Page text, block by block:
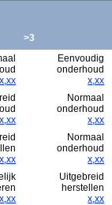
>3
x,xx
Eenvoudig
onderhoud
x,xx
x,xx
Normaal
onderhoud
x,xx
x,xx
Normaal
onderhoud
x,xx
x,xx
Uitgebreid
herstellen
x,xx